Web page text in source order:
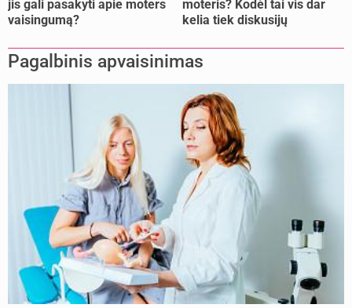
jis gali pasakyti apie moters
vaisingumą?
moteris? Kodėl tai vis dar
kelia tiek diskusijų
Pagalbinis apvaisinimas